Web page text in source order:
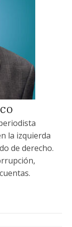
la izquierda
de derecho.